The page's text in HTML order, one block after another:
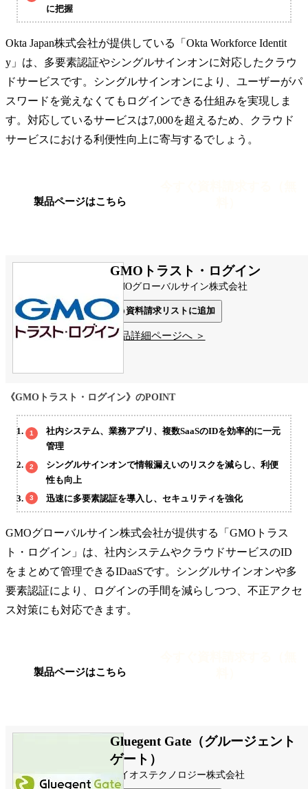
に把握
Okta Japan株式会社が提供している「Okta Workforce Identit
y」は、多要素認証やシングルサインオンに対応したクラウ
ドサービスです。シングルサインオンにより、ユーザーがパ
スワードを覚えなくてもログインできる仕組みを実現しま
す。対応しているサービスは7,000を超えるため、クラウド
サービスにおける利便性向上に寄与するでしょう。
製品ページはこちら
GMOトラスト・ログイン
GMOグローバルサイン株式会社
資料請求リストに追加
製品詳細ページへ ＞
《GMOトラスト・ログイン》のPOINT
社内システム、業務アプリ、複数SaaSのIDを効率的に一元
管理
シングルサインオンで情報漏えいのリスクを減らし、利便
性も向上
迅速に多要素認証を導入し、セキュリティを強化
GMOグローバルサイン株式会社が提供する「GMOトラス
ト・ログイン」は、社内システムやクラウドサービスのID
をまとめて管理できるIDaaSです。シングルサインオンや多
要素認証により、ログインの手間を減らしつつ、不正アクセ
ス対策にも対応できます。
製品ページはこちら
Gluegent Gate（グルージェント
ゲート）
サイオステクノロジー株式会社